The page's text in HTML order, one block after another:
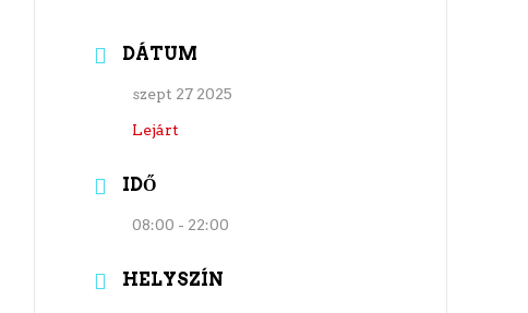
DÁTUM
szept 27 2025
Lejárt
IDŐ
08:00 - 22:00
HELYSZÍN